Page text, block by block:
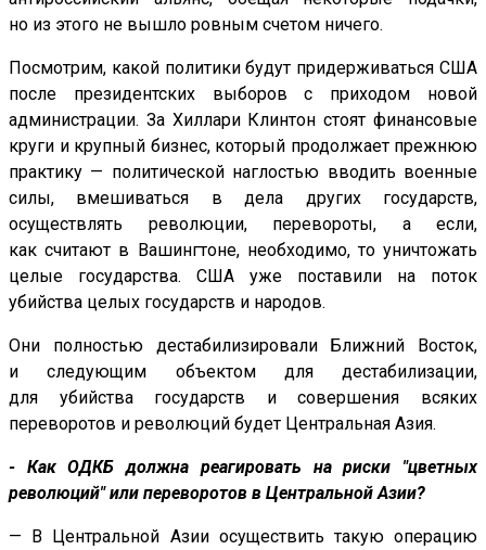
но из этого не вышло ровным счетом ничего.
Посмотрим, какой политики будут придерживаться США
после президентских выборов с приходом новой
администрации. За Хиллари Клинтон стоят финансовые
круги и крупный бизнес, который продолжает прежнюю
практику — политической наглостью вводить военные
силы, вмешиваться в дела других государств,
осуществлять революции, перевороты, а если,
как считают в Вашингтоне, необходимо, то уничтожать
целые государства. США уже поставили на поток
убийства целых государств и народов.
Они полностью дестабилизировали Ближний Восток,
и следующим объектом для дестабилизации,
для убийства государств и совершения всяких
переворотов и революций будет Центральная Азия.
- Как ОДКБ должна реагировать на риски "цветных
революций" или переворотов в Центральной Азии?
— В Центральной Азии осуществить такую операцию